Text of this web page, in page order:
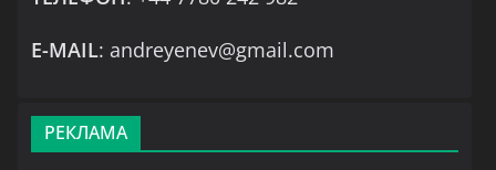
Е-MAIL: andreyenev@gmail.com
РЕКЛАМА